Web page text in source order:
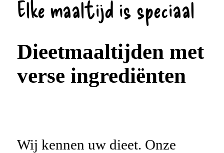
Elke maaltijd is speciaal
Dieetmaaltijden met
verse ingrediënten
Wij kennen uw dieet. Onze